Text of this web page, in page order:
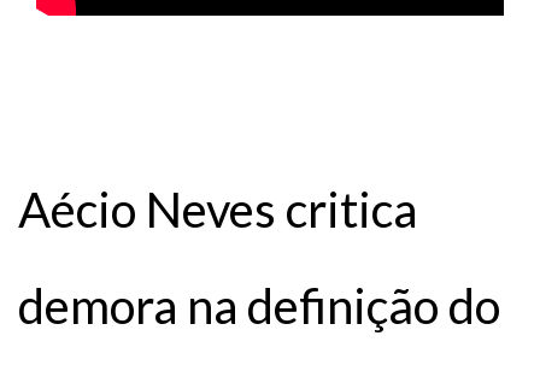
Aécio Neves critica
demora na definição do